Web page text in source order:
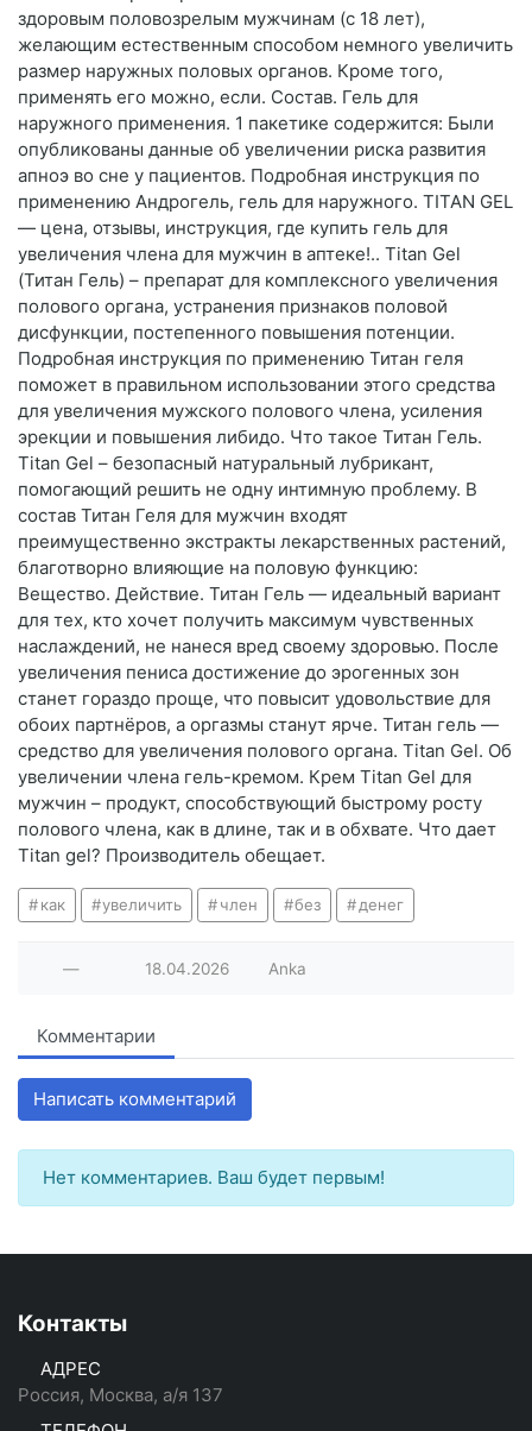
здоровым половозрелым мужчинам (с 18 лет),
желающим естественным способом немного увеличить
размер наружных половых органов. Кроме того,
применять его можно, если. Состав. Гель для
наружного применения. 1 пакетике содержится: Были
опубликованы данные об увеличении риска развития
апноэ во сне у пациентов. Подробная инструкция по
применению Андрогель, гель для наружного. TITAN GEL
— цена, отзывы, инструкция, где купить гель для
увеличения члена для мужчин в аптеке!.. Titan Gel
(Титан Гель) – препарат для комплексного увеличения
полового органа, устранения признаков половой
дисфункции, постепенного повышения потенции.
Подробная инструкция по применению Титан геля
поможет в правильном использовании этого средства
для увеличения мужского полового члена, усиления
эрекции и повышения либидо. Что такое Титан Гель.
Titan Gel – безопасный натуральный лубрикант,
помогающий решить не одну интимную проблему. В
состав Титан Геля для мужчин входят
преимущественно экстракты лекарственных растений,
благотворно влияющие на половую функцию:
Вещество. Действие. Титан Гель — идеальный вариант
для тех, кто хочет получить максимум чувственных
наслаждений, не нанеся вред своему здоровью. После
увеличения пениса достижение до эрогенных зон
станет гораздо проще, что повысит удовольствие для
обоих партнёров, а оргазмы станут ярче. Титан гель —
средство для увеличения полового органа. Titan Gel. Об
увеличении члена гель-кремом. Крем Titan Gel для
мужчин – продукт, способствующий быстрому росту
полового члена, как в длине, так и в обхвате. Что дает
Titan gel? Производитель обещает.
как увеличить член без денег
— 18.04.2026 Anka
Комментарии
Написать комментарий
Нет комментариев. Ваш будет первым!
Контакты
АДРЕС
Россия, Москва, а/я 137